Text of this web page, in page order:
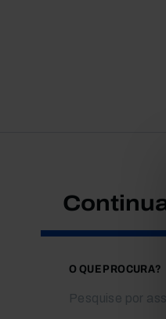
O QUE PROCURA?